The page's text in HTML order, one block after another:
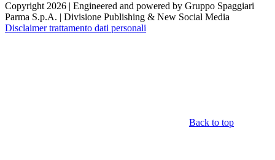
Copyright 2026 | Engineered and powered by Gruppo Spaggiari
Parma S.p.A. | Divisione Publishing & New Social Media
Disclaimer trattamento dati personali
Back to top